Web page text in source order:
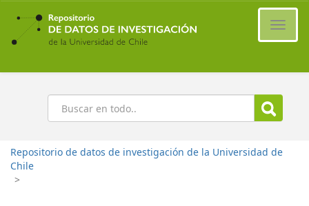
Ir
contenido
principal
Buscar
Repositorio de datos de investigación de la Universidad de
Chile
>